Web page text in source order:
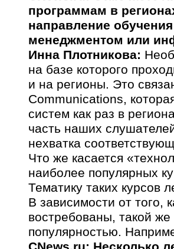
программам в
направление
менеджментом или
Инна Плотникова:
на базе которого
и на регионы. Это
Communications,
систем как раз в
часть наших
нехватка
Что же касается
наиболее популярных
Тематику таких курсов
В зависимости от того,
востребованы, такой
популярностью.